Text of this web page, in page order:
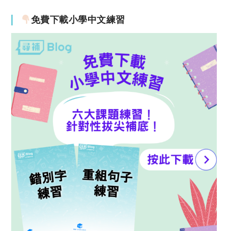
免費下載小學中文練習